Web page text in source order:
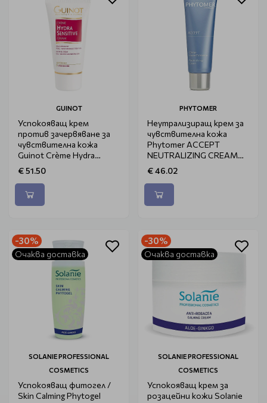
GUINOT
Успокояващ крем
против зачервяване за
чувствителна кожа
Guinot Crème Hydra
Sensitive 50ml
€ 51.50
PHYTOMER
Неутрализиращ крем за
чувствителна кожа
Phytomer ACCEPT
NEUTRALIZING CREAM
50ml
€ 46.02
-30%
Очаква доставка
SOLANIE PROFESSIONAL
COSMETICS
Успокояващ фитогел /
Skin Calming Phytogel
-30%
Очаква доставка
SOLANIE PROFESSIONAL
COSMETICS
Успокояващ крем за
розацейни кожи Solanie